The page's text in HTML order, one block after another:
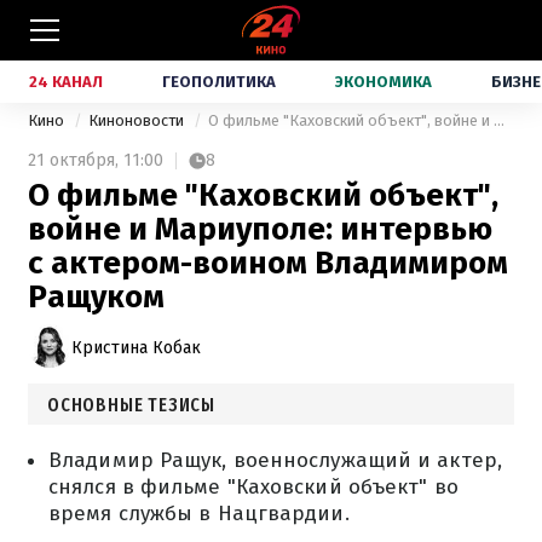
24 КАНАЛ ГЕОПОЛИТИКА ЭКОНОМИКА
Кино Киноновости О фильме "Каховский объект", войне и Мариуполе: интервью с актером-воином Владимиром Ращуком
21 октября, 11:00 8
О фильме "Каховский объект",
войне и Мариуполе: интервью
с актером-воином Владимиром
Ращуком
Кристина Кобак
ОСНОВНЫЕ ТЕЗИСЫ
Владимир Ращук, военнослужащий и актер,
снялся в фильме "Каховский объект" во
время службы в Нацгвардии.